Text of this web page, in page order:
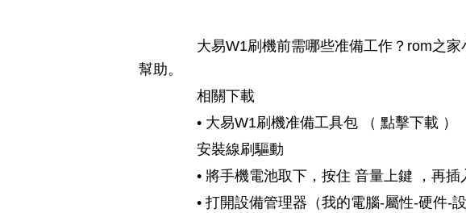
大易W1刷機前需哪些准備工作？rom之家
幫助。
相關下載
• 大易W1刷機准備工具包 （ 點擊下載 ）
安裝線刷驅動
• 將手機電池取下，按住 音量上鍵 ，再插
• 打開設備管理器（我的電腦-屬性-硬件-設